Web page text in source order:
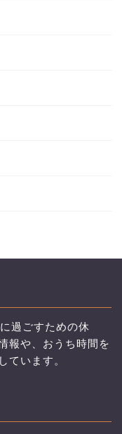
過ごすための休
報や、おうち時間を
ています。